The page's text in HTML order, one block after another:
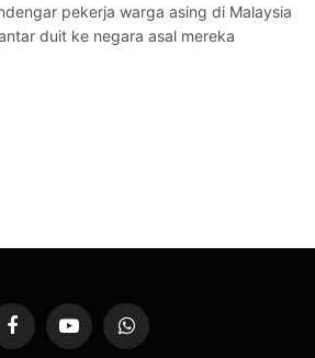
pekerja warga asing di Malaysia
duit ke negara asal mereka
FacebookYouTubeWhatsApp